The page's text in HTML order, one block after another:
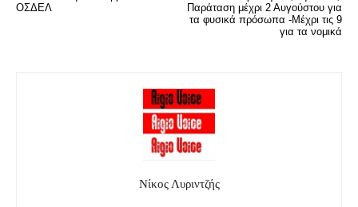
ΟΣΔΕΛ
Παράταση μέχρι 2 Αυγούστου για
τα φυσικά πρόσωπα -Μέχρι τις 9
για τα νομικά
Νίκος Λυριντζής